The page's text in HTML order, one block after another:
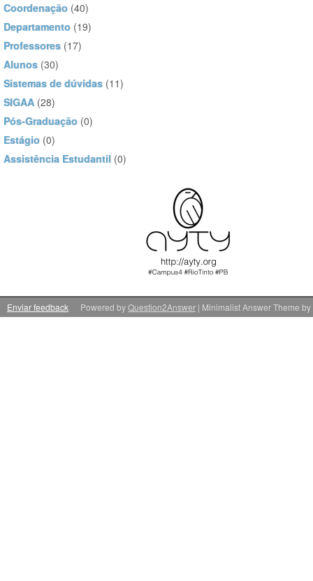
Coordenação (40)
Departamento (19)
Professores (17)
Alunos (30)
Sistemas de dúvidas (11)
SIGAA (28)
Pós-Graduação (0)
Estágio (0)
Assistência Estudantil (0)
Enviar feedback | Minimalist Answer Theme by
Powered byQuestion2Answer